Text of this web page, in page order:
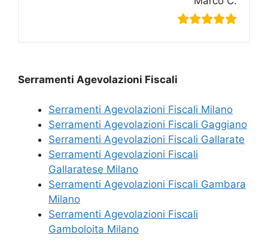
Serramenti Agevolazioni Fiscali
Serramenti Agevolazioni Fiscali Milano
Serramenti Agevolazioni Fiscali Gaggiano
Serramenti Agevolazioni Fiscali Gallarate
Serramenti Agevolazioni Fiscali
Gallaratese Milano
Serramenti Agevolazioni Fiscali Gambara
Milano
Serramenti Agevolazioni Fiscali
Gamboloita Milano